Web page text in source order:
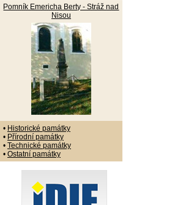
Pomník Emericha Berty - Stráž nad
Nisou
• Historické památky
• Přírodní památky
• Technické památky
• Ostatní památky